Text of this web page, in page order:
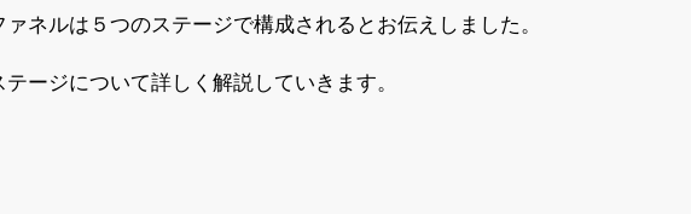
ネルは５つのステージで構成されるとお伝えしました。
ージについて詳しく解説していきます。